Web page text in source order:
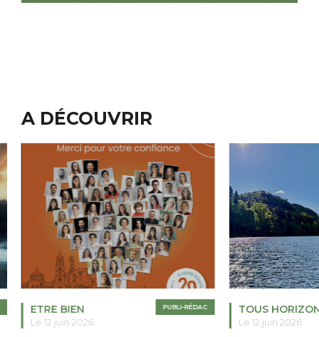
A DÉCOUVRIR
PUBLI-RÉDAC
ETRE BIEN
Le 12 juin 2026
TOUS
Le 12 juin 2026